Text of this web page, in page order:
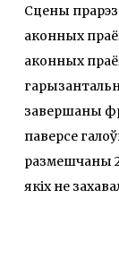
Сцены
аконных
аконных
завершаны
паверсе
размешчаны
якіх не